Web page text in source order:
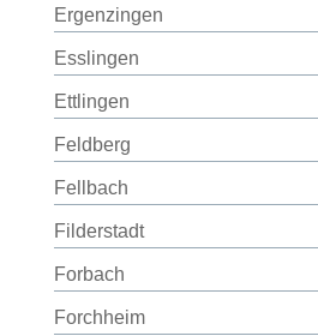
Ergenzingen
Esslingen
Ettlingen
Feldberg
Fellbach
Filderstadt
Forbach
Forchheim